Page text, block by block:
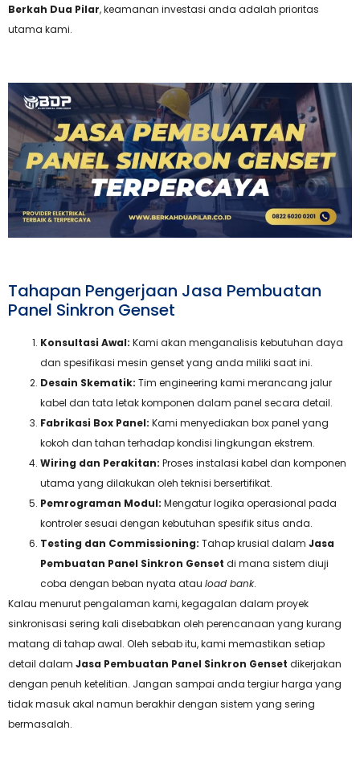
Berkah Dua Pilar, keamanan investasi anda adalah prioritas
utama kami.
Tahapan Pengerjaan Jasa Pembuatan
Panel Sinkron Genset
Konsultasi Awal: Kami akan menganalisis kebutuhan daya
dan spesifikasi mesin genset yang anda miliki saat ini.
Desain Skematik: Tim engineering kami merancang jalur
kabel dan tata letak komponen dalam panel secara detail.
Fabrikasi Box Panel: Kami menyediakan box panel yang
kokoh dan tahan terhadap kondisi lingkungan ekstrem.
Wiring dan Perakitan: Proses instalasi kabel dan komponen
utama yang dilakukan oleh teknisi bersertifikat.
Pemrograman Modul: Mengatur logika operasional pada
kontroler sesuai dengan kebutuhan spesifik situs anda.
Testing dan Commissioning: Tahap krusial dalam Jasa
Pembuatan Panel Sinkron Genset di mana sistem diuji
coba dengan beban nyata atau load bank.
Kalau menurut pengalaman kami, kegagalan dalam proyek
sinkronisasi sering kali disebabkan oleh perencanaan yang kurang
matang di tahap awal. Oleh sebab itu, kami memastikan setiap
detail dalam Jasa Pembuatan Panel Sinkron Genset dikerjakan
dengan penuh ketelitian. Jangan sampai anda tergiur harga yang
tidak masuk akal namun berakhir dengan sistem yang sering
bermasalah.